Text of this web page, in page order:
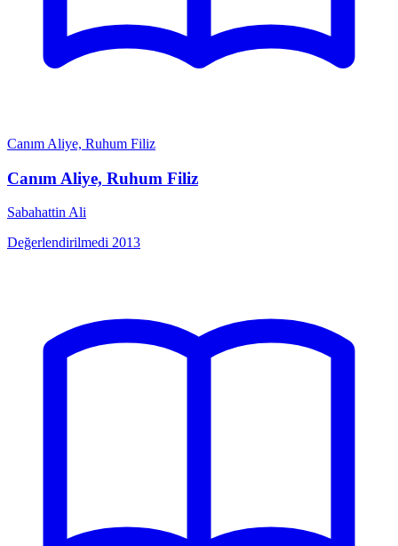
Canım Aliye, Ruhum Filiz
Canım Aliye, Ruhum Filiz
Sabahattin Ali
Değerlendirilmedi 2013